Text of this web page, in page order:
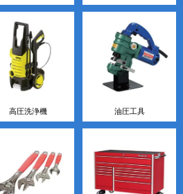
高圧洗浄機 油圧工具